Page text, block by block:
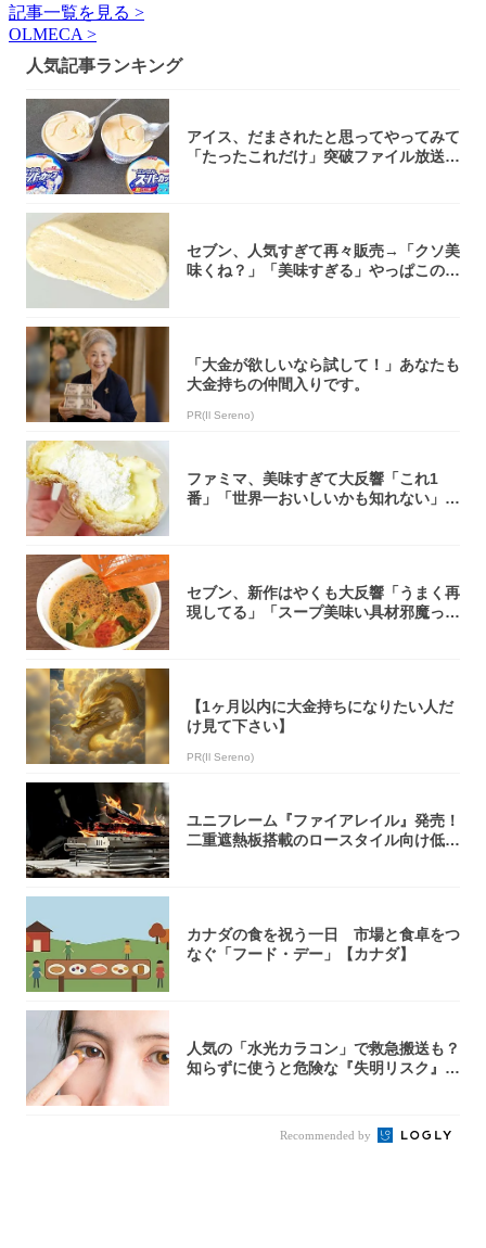
記事一覧を見る >
OLMECA >
人気記事ランキング
アイス、だまされたと思ってやってみて
「たったこれだけ」突破ファイル放送で
セブン、人気すぎて再々販売→「クソ美
味くね？」「美味すぎる」やっぱこのク
「大金が欲しいなら試して！」あなたも
大金持ちの仲間入りです。
PR(Il Sereno)
ファミマ、美味すぎて大反響「これ1
番」「世界一おいしいかも知れない」
セブン、新作はやくも大反響「うまく再
現してる」「スープ美味い具材邪魔って
【1ヶ月以内に大金持ちになりたい人だ
け見て下さい】
PR(Il Sereno)
ユニフレーム『ファイアレイル』発売！
二重遮熱板搭載のロースタイル向け低型
カナダの食を祝う一日 市場と食卓をつ
なぐ「フード・デー」【カナダ】
人気の「水光カラコン」で救急搬送も？
知らずに使うと危険な『失明リスク』と
Recommended by